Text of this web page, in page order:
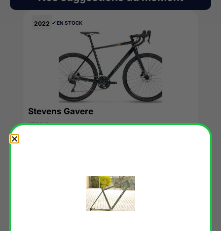
2022 ✔︎ EN STOCK
Stevens Gavere
1749€